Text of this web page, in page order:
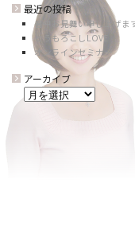
最近の投稿
暑中お見舞い申し上げま
とうもろこしLOVE
オンラインセミナー
アーカイブ
ア